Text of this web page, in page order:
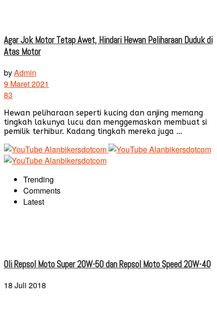
Agar Jok Motor Tetap Awet, Hindari Hewan Peliharaan Duduk di
Atas Motor
byAdmin
9 Maret 2021
83
Hewan peliharaan seperti kucing dan anjing memang
tingkah lakunya lucu dan menggemaskan membuat si
pemilik terhibur. Kadang tingkah mereka juga ...
Trending
Comments
Latest
Oli Repsol Moto Super 20W-50 dan Repsol Moto Speed 20W-40
18 Juli 2018